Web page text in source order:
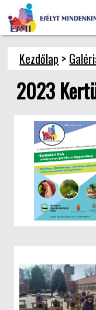
Kezdőlap >
2023